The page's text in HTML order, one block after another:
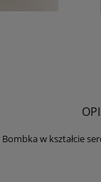
w kształcie